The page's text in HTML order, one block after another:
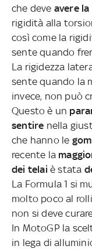
che deve avere
rigidità alla
così come la
sente quando
La rigidezza
sente quando la
invece, non può
Questo è un
sentire nella
che hanno le
recente la
dei telai è stata
La Formula 1 si
molto poco al
non si deve
In MotoGP la
in lega di